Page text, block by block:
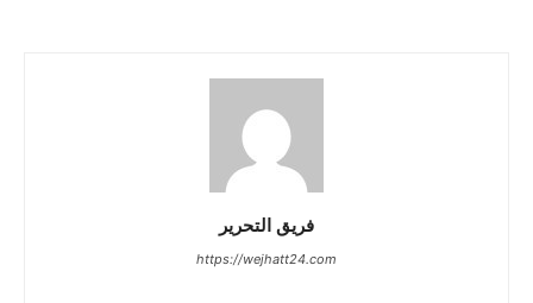
فريق التحرير
https://wejhatt24.com